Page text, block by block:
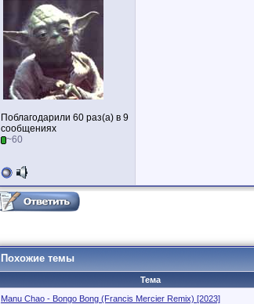
Поблагодарили 60 раз(а) в 9
сообщениях
~60
Похожие темы
Тема
Manu Chao - Bongo Bong (Francis Mercier Remix) [2023]